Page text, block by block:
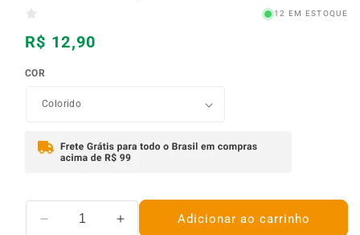
12 EM ESTOQUE
Preço
normal
R$ 12,90
COR
Diminuir
AumentarAdicionar ao carrinho